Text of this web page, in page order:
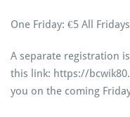
One Friday: €5 All
A separate registration
this link: https://
you on the coming